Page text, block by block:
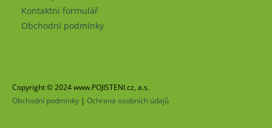
Kontaktní formulář
Obchodní podmínky
Copyright © 2024 www.POJISTENI.cz, a.s.
Obchodní podmínky | Ochrana osobních údajů